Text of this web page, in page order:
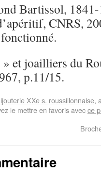
Bartissol,
CNRS,
et joailliers du
p.11/15.
XXe s. roussillonnaise,
le mettre en favoris avecce